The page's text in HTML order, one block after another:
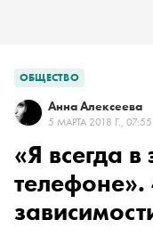
ОБЩЕСТВО
Анна Алексеева
5 МАРТА 2018 Г., 07:55
«Я всегда
телефоне».